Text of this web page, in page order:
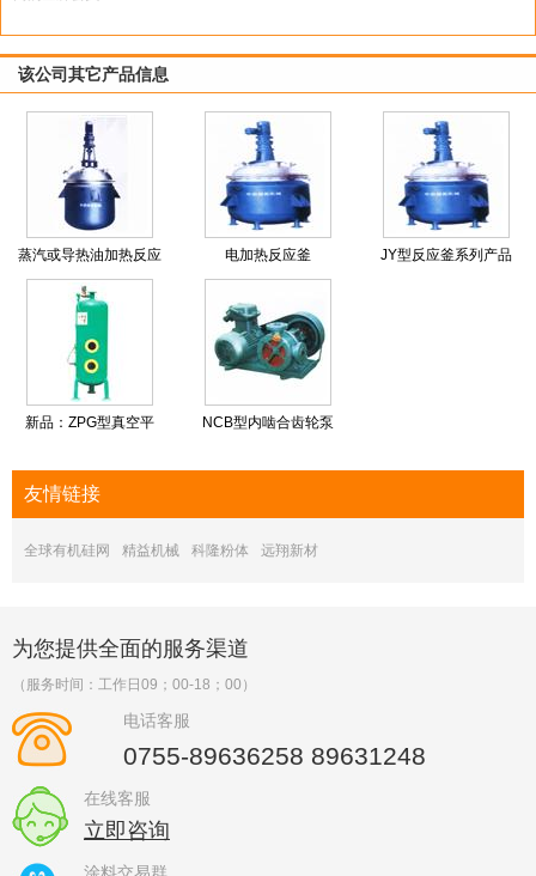
该公司其它产品信息
蒸汽或导热油加热反应 电加热反应釜 JY型反应釜系列产品
新品：ZPG型真空平 NCB型内啮合齿轮泵
友情链接
全球有机硅网 精益机械 科隆粉体 远翔新材
为您提供全面的服务渠道
（服务时间：工作日09；00-18；00）
电话客服
0755-89636258 89631248
在线客服
立即咨询